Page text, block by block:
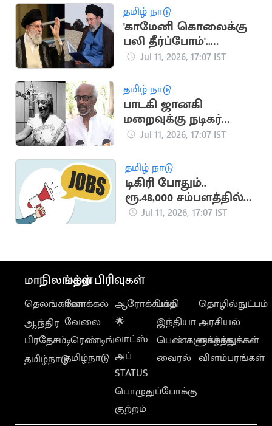
தமிழ் நாடு
'காமேனி கொலைக்கு
பலி தீர்ப்போம்'..
அமெரிக்கா,
Jul 11, 2026, 17:07 IST
தமிழ் நாடு
பாடகி ஜானகி
மறைவுக்கு நடிகர்
ரஜினிகாந்த் இரங்கல்
Jul 11, 2026, 17:07 IST
தமிழ் நாடு
டிகிரி போதும்..
ரூ.48,000 சம்பளத்தில்
சூப்பர் வேலை
Jul 11, 2026, 17:07 IST
மாநிலங்கள்
தெலங்கானா
ஆந்திர
பிரதேசம்
தமிழ்நாடு
மற்ற பிரிவுகள்
லோக்கல்
வேலை
டிரெண்டிங்
தமிழ்நாடு
ஆரோக்கியம்
🌟
வாட்ஸ்
அப்
STATUS
பொழுதுப்போக்கு
குற்றம்
பக்தி
இந்தியா
பெண்களுக்காக
வைரல்
தொழில்நுட்பம்
அரசியல்
வாழ்த்துக்கள்
விளம்பரங்கள்